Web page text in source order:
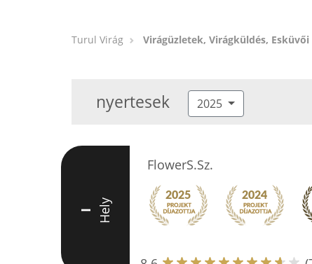
Turul Virág Virágüzletek, Virágküldés,
nyertesek 2025
I Hely
FlowerS.Sz.